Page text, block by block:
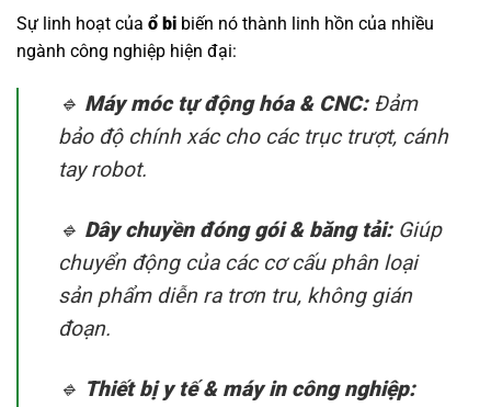
Sự linh hoạt của ổ bi biến nó thành linh hồn của nhiều
ngành công nghiệp hiện đại:
🔹 Máy móc tự động hóa & CNC:Đảm
bảo độ chính xác cho các trục trượt, cánh
tay robot.
🔹 Dây chuyền đóng gói & băng tải:Giúp
chuyển động của các cơ cấu phân loại
sản phẩm diễn ra trơn tru, không gián
đoạn.
🔹 Thiết bị y tế & máy in công nghiệp: